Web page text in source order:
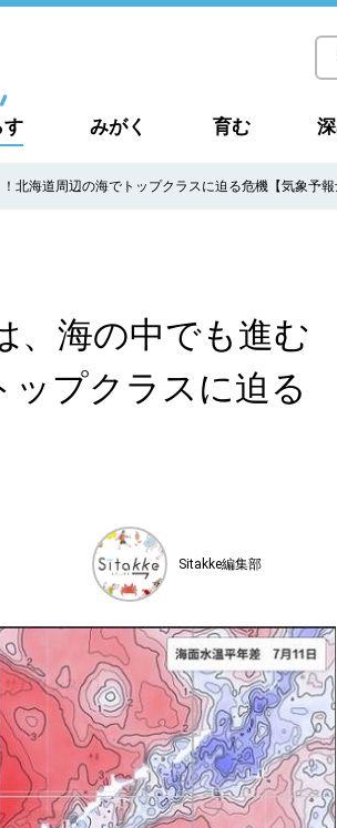
す みがく 育む
北海道周辺の海でトップクラスに迫る危機【気象予報
、海の中でも進む
ップクラスに迫る
Sitakke編集部